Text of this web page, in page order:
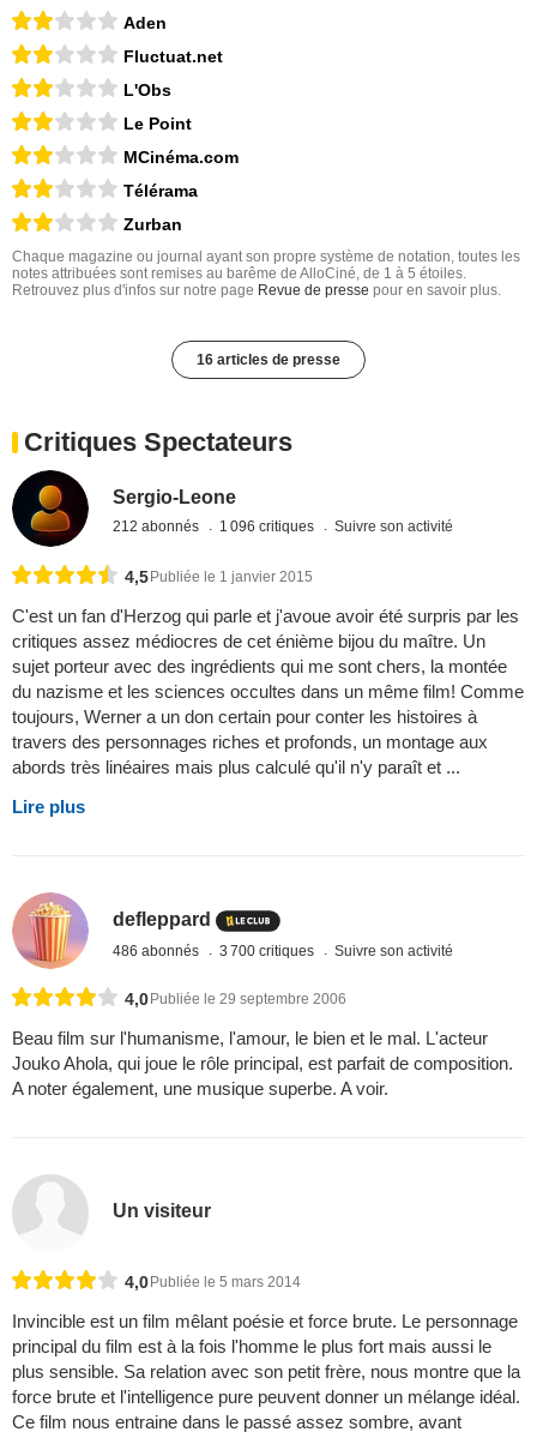
Aden
Fluctuat.net
L'Obs
Le Point
MCinéma.com
Télérama
Zurban
Chaque magazine ou journal ayant son propre système de notation, toutes les
notes attribuées sont remises au barême de AlloCiné, de 1 à 5 étoiles.
Retrouvez plus d'infos sur notre page Revue de presse pour en savoir plus.
16 articles de presse
Critiques Spectateurs
Sergio-Leone
212 abonnés 1 096 critiques Suivre son activité
4,5 Publiée le 1 janvier 2015
C'est un fan d'Herzog qui parle et j'avoue avoir été surpris par les
critiques assez médiocres de cet énième bijou du maître. Un
sujet porteur avec des ingrédients qui me sont chers, la montée
du nazisme et les sciences occultes dans un même film! Comme
toujours, Werner a un don certain pour conter les histoires à
travers des personnages riches et profonds, un montage aux
abords très linéaires mais plus calculé qu'il n'y paraît et ...
Lire plus
defleppard
486 abonnés 3 700 critiques Suivre son activité
4,0 Publiée le 29 septembre 2006
Beau film sur l'humanisme, l'amour, le bien et le mal. L'acteur
Jouko Ahola, qui joue le rôle principal, est parfait de composition.
A noter également, une musique superbe. A voir.
Un visiteur
4,0Publiée le 5 mars 2014
Invincible est un film mêlant poésie et force brute. Le personnage
principal du film est à la fois l'homme le plus fort mais aussi le
plus sensible. Sa relation avec son petit frère, nous montre que la
force brute et l'intelligence pure peuvent donner un mélange idéal.
Ce film nous entraine dans le passé assez sombre, avant